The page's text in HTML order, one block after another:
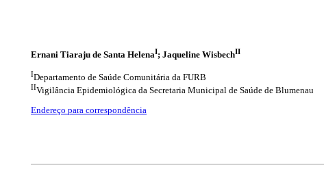
Ernani Tiaraju de Santa HelenaI; Jaqueline WisbechII
IDepartamento de Saúde Comunitária da FURB
IIVigilância Epidemiológica da Secretaria Municipal de Saúde de Blumenau
Endereço para correspondência